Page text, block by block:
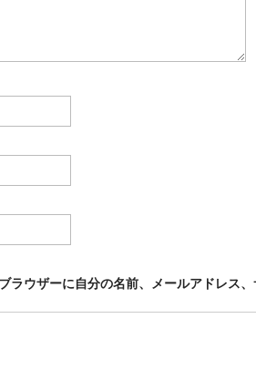
ラウザーに自分の名前、メールアドレス